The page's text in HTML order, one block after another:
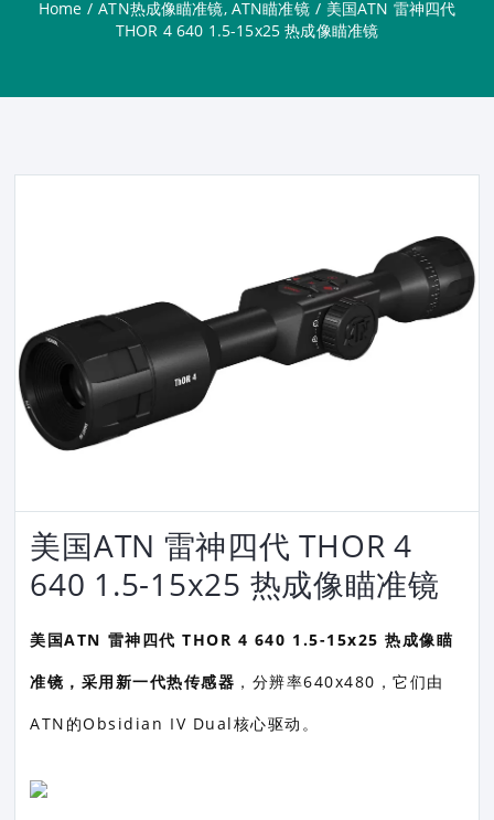
Home / ATN热成像瞄准镜, ATN瞄准镜 / 美国ATN 雷神四代
THOR 4 640 1.5-15x25 热成像瞄准镜
美国ATN 雷神四代 THOR 4
640 1.5-15x25 热成像瞄准镜
美国ATN 雷神四代 THOR 4 640 1.5-15x25 热成像瞄
准镜，采用新一代热传感器 ，分辨率640x480，它们由
ATN的Obsidian IV Dual核心驱动。